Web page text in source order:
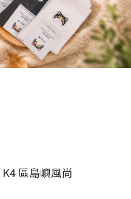
K4區島嶼風尚